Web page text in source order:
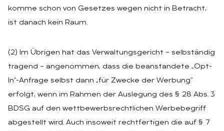
komme schon von Gesetzes wegen nicht in Betracht,
ist danach kein Raum.
(2) Im Übrigen hat das Verwaltungsgericht – selbständig
tragend – angenommen, dass die beanstandete „Opt-
In“-Anfrage selbst dann „für Zwecke der Werbung“
erfolgt, wenn im Rahmen der Auslegung des § 28 Abs. 3
BDSG auf den wettbewerbsrechtlichen Werbebegriff
abgestellt wird. Auch insoweit rechtfertigen die auf § 7